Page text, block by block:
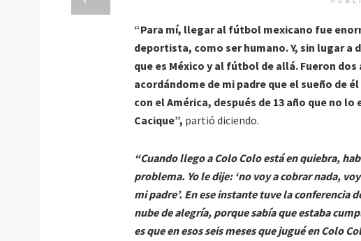
“Para mí, llegar al fútbol mexicano fue
deportista, como ser humano. Y, sin lugar
que es México y al fútbol de allá. Fueron
acordándome de mi padre que el sueño de
con el América, después de 13 año que no
Cacique”, partió diciendo.
“Cuando llego a Colo Colo está en quiebra,
problema. Yo le dije: ‘no voy a cobrar nada,
mi padre’. En ese instante tuve la conferencia
nube de alegría, porque sabía que estaba
es que en esos seis meses que jugué en Colo